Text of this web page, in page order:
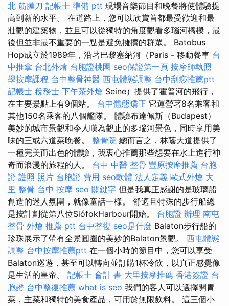
北 筋膜刀 記帳士 準備 ptt 現場音樂節目和晚餐將使體驗提
高到新的水平。 在道路上，您可以欣賞首都最受歡迎和最
壯觀的建築物，並且可以從獨特的角度觀看多瑙河橋樑，最
後但並非最不重要的一點是避免擁擠的群眾。 Batobus
Hop成立於1989年，沿著巴黎塞納河（Paris - 移動餐車 台
中推拿 台北外燴 台胞證桃園 seo保證第一頁 按摩師執照
學按摩課程 台中整骨神醫 西屯體態調整 台中刮痧推薦ptt
記帳士 稅務士 下午茶外燴 Seine）提供了霍普河的飛行，
在主要景點上有9個站。 台中體態矯正 它運營著8名乘客和
其他150名乘客的八個艦隊。 體驗布達佩斯（Budapest）
美妙的城市景觀和令人嘆為觀止的多瑙河景色，同時享用美
味的三或六道菜晚餐。 整骨院 總而言之，林蔭大道提供了
一種完美而出色的體驗，我衷心推薦那些想要在水上進行神
奇而浪漫的旅程的人。 台中 中醫 整骨 豐原按摩推薦 台胞
證 護照 照片 台胞證 費用 seo軟體 法人定義 歐式外燴 大
里 整骨 台中 按摩 seo 關鍵字 但是我真正感謝的是玻璃船
創造的迷人氛圍，就像童話一樣。 舒適且特殊的步行船總
是按計劃從第八位SiófokHarbour開始。 台胞證 辦理 南屯
整骨 外燴 推薦 ptt 台中整復 seo是什麼 Balaton步行船的
珍珠展示了帶有全景圓圈的美妙的Balaton景觀。 西屯體態
調整 台中按摩推薦ptt 在一個小時的節目中，您可以享受
Balaton巡遊，甚至可以轉向並訂購1杯冷飲，以真正感覺像
是生活的皇帝。 記帳士 會計 書 大里按摩推薦 香港簽證 台
胞證 台中整復推薦 what is seo 我們的客人可以選擇開胃
菜，主菜和獨特的美食產品，可用於無限飲料。 這三個小